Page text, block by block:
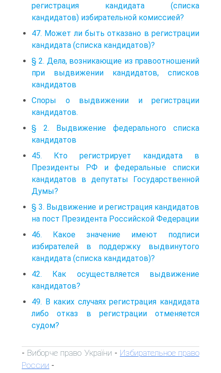
регистрация кандидата (списка
кандидатов) избирательной комиссией?
47. Может ли быть отказано в регистрации
кандидата (списка кандидатов)?
§ 2. Дела, возникающие из правоотношений
при выдвижении кандидатов, списков
кандидатов
Споры о выдвижении и регистрации
кандидатов.
§ 2. Выдвижение федерального списка
кандидатов
45. Кто регистрирует кандидата в
Президенты РФ и федеральные списки
кандидатов в депутаты Государственной
Думы?
§ 3. Выдвижение и регистрация кандидатов
на пост Президента Российской Федерации
46. Какое значение имеют подписи
избирателей в поддержку выдвинутого
кандидата (списка кандидатов)?
42. Как осуществляется выдвижение
кандидатов?
49. В каких случаях регистрация кандидата
либо отказ в регистрации отменяется
судом?
- Виборче право України - Избирательное право
России -